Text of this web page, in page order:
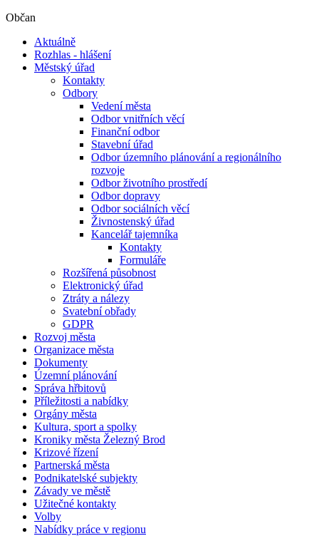
Občan
Aktuálně
Rozhlas - hlášení
Městský úřad
Kontakty
Odbory
Vedení města
Odbor vnitřních věcí
Finanční odbor
Stavební úřad
Odbor územního plánování a regionálního
rozvoje
Odbor životního prostředí
Odbor dopravy
Odbor sociálních věcí
Živnostenský úřad
Kancelář tajemníka
Kontakty
Formuláře
Rozšířená působnost
Elektronický úřad
Ztráty a nálezy
Svatební obřady
GDPR
Rozvoj města
Organizace města
Dokumenty
Územní plánování
Správa hřbitovů
Příležitosti a nabídky
Orgány města
Kultura, sport a spolky
Kroniky města Železný Brod
Krizové řízení
Partnerská města
Podnikatelské subjekty
Závady ve městě
Užitečné kontakty
Volby
Nabídky práce v regionu